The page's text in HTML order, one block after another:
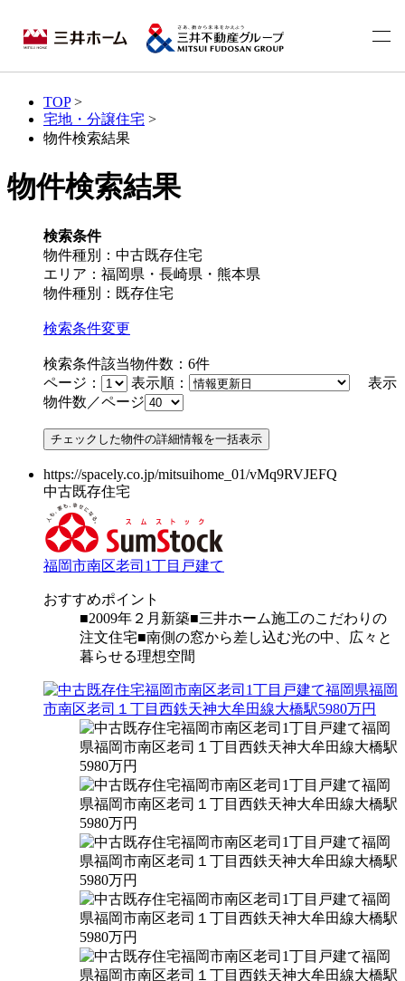
TOP>
宅地・分譲住宅 >
物件検索結果
物件検索結果
検索条件
物件種別：中古既存住宅
エリア：福岡県・長崎県・熊本県
物件種別：既存住宅
検索条件変更
検索条件該当物件数： 6件
ページ：
表示順：
表示
物件数／ページ
https://spacely.co.jp/mitsuihome_01/vMq9RVJEFQ
中古既存住宅
福岡市南区老司1丁目戸建て
おすすめポイント
■2009年２月新築■三井ホーム施工のこだわりの
注文住宅■南側の窓から差し込む光の中、広々と
暮らせる理想空間